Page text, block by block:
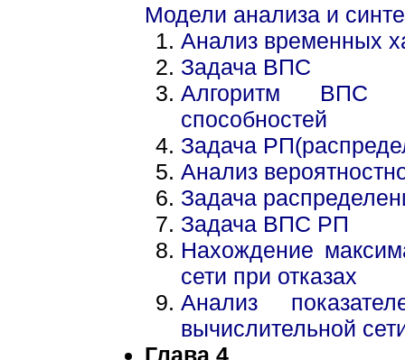
Модели анализа и
Анализ временных
Задача ВПС
Алгоритм ВПС
способностей
Задача
Анализ
Задача
Задача ВПС РП
Нахождение
сети при отказах
Анализ
вычислительной
Глава 4